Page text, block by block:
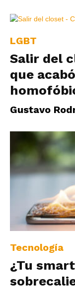
LGBT
Salir del
que
Gustavo
Tecnología
¿Tu